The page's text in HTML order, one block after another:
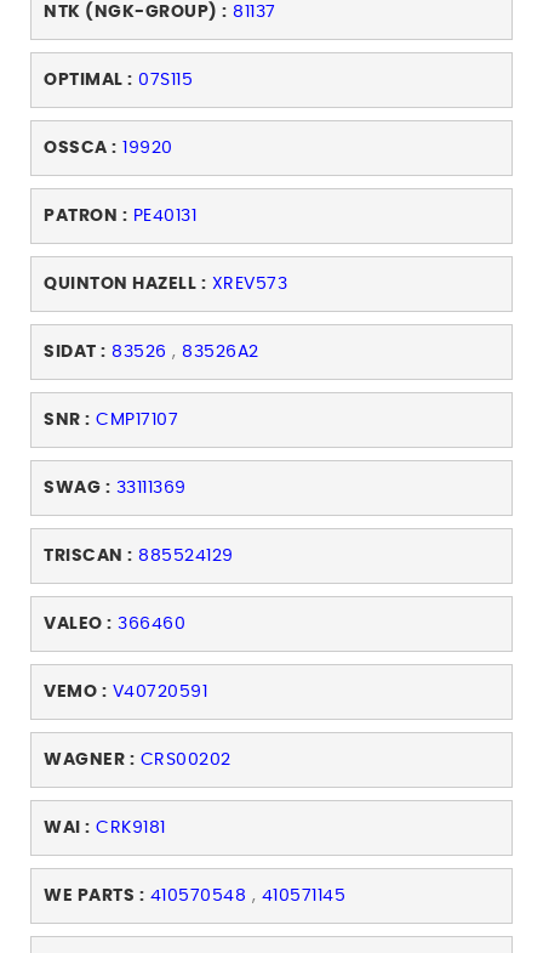
NTK (NGK-GROUP) : 81137
OPTIMAL : 07S115
OSSCA : 19920
PATRON : PE40131
QUINTON HAZELL : XREV573
SIDAT : 83526 , 83526A2
SNR : CMP17107
SWAG : 33111369
TRISCAN : 885524129
VALEO : 366460
VEMO : V40720591
WAGNER : CRS00202
WAI : CRK9181
WE PARTS : 410570548 , 410571145